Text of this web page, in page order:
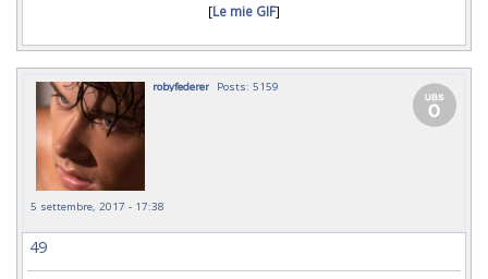
[Le mie GIF]
robyfederer Posts: 5159
5 settembre, 2017 - 17:38
49